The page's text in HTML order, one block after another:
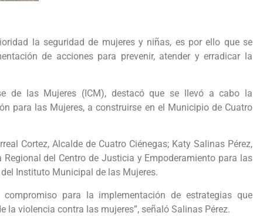
la seguridad de mujeres y niñas, es por ello que se
de acciones para prevenir, atender y erradicar la
de las Mujeres (ICM), destacó que se llevó a cabo la
para las Mujeres, a construirse en el Municipio de Cuatro
Cortez, Alcalde de Cuatro Ciénegas; Katy Salinas Pérez,
del Centro de Justicia y Empoderamiento para las
Instituto Municipal de las Mujeres.
para la implementación de estrategias que
violencia contra las mujeres”, señaló Salinas Pérez.